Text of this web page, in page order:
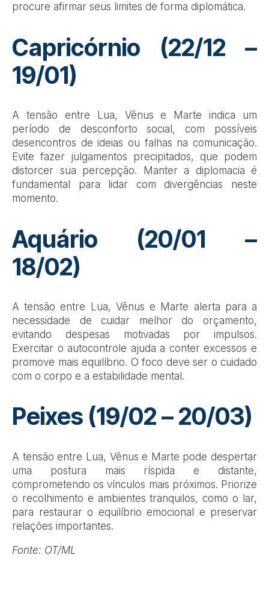
procure afirmar seus limites de forma diplomática.
Capricórnio (22/12 –
19/01)
A tensão entre Lua, Vênus e Marte indica um
período de desconforto social, com possíveis
desencontros de ideias ou falhas na comunicação.
Evite fazer julgamentos precipitados, que podem
distorcer sua percepção. Manter a diplomacia é
fundamental para lidar com divergências neste
momento.
Aquário (20/01 –
18/02)
A tensão entre Lua, Vênus e Marte alerta para a
necessidade de cuidar melhor do orçamento,
evitando despesas motivadas por impulsos.
Exercitar o autocontrole ajuda a conter excessos e
promove mais equilíbrio. O foco deve ser o cuidado
com o corpo e a estabilidade mental.
Peixes (19/02 – 20/03)
A tensão entre Lua, Vênus e Marte pode despertar
uma postura mais ríspida e distante,
comprometendo os vínculos mais próximos. Priorize
o recolhimento e ambientes tranquilos, como o lar,
para restaurar o equilíbrio emocional e preservar
relações importantes.
Fonte: OT/ML